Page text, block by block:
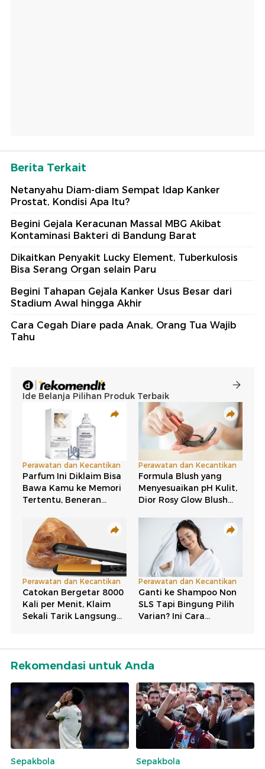
Berita Terkait
Netanyahu Diam-diam Sempat Idap Kanker
Prostat, Kondisi Apa Itu?
Begini Gejala Keracunan Massal MBG Akibat
Kontaminasi Bakteri di Bandung Barat
Dikaitkan Penyakit Lucky Element, Tuberkulosis
Bisa Serang Organ selain Paru
Begini Tahapan Gejala Kanker Usus Besar dari
Stadium Awal hingga Akhir
Cara Cegah Diare pada Anak, Orang Tua Wajib
Tahu
Rekomendasi untuk Anda
Sepakbola
Sepakbola